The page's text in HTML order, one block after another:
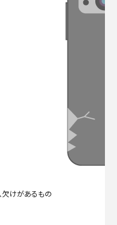
欠けがあるもの